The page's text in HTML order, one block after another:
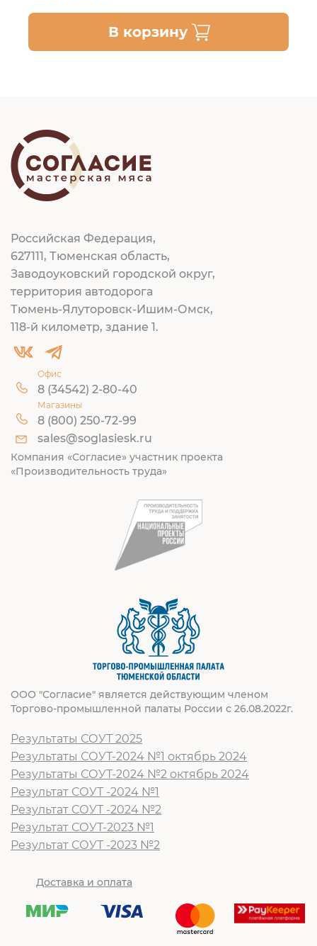
В корзину
Российская Федерация,
627111, Тюменская область,
Заводоуковский городской округ,
территория автодорога
Тюмень-Ялуторовск-Ишим-Омск,
118-й километр, здание 1.
Офис
8 (34542) 2-80-40
Магазины
8 (800) 250-72-99
sales@soglasiesk.ru
Компания «Согласие» участник проекта
«Производительность труда»
ООО "Согласие" является действующим членом
Торгово-промышленной палаты России с 26.08.2022г.
Результаты СОУТ 2025
Результаты СОУТ-2024 №1 октябрь 2024
Результаты СОУТ-2024 №2 октябрь 2024
Результат СОУТ -2024 №1
Результат СОУТ -2024 №2
Результат СОУТ-2023 №1
Результат СОУТ -2023 №2
Доставка и оплата